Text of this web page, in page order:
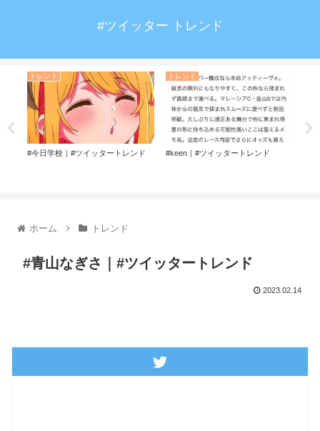
#ツイッター トレンド
トレンド
#今日学校｜#ツイッタートレンド
トレンド
#keen｜#ツイッタートレンド
ホーム トレンド
#青山なぎさ｜#ツイッタートレンド
2023.02.14